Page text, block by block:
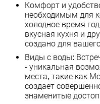
Комфорт и
необходимым для
холодное время
вкусная кухня и
создано для
Виды с воды:
- уникальная
места, такие как
создает
знаменитые